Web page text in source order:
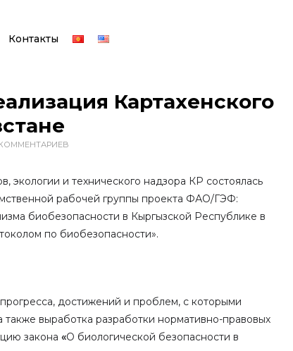
Контакты
Картахенского
экологии и технического надзора КР состоялась
рабочей группы проекта ФАО/ГЭФ:
биобезопасности в Кыргызской Республике в
по биобезопасности».
достижений и проблем, с которыми
также выработка разработки нормативно-правовых
закона «О биологической безопасности в